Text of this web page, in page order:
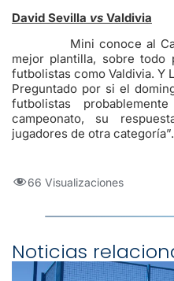
David Sevilla vs Valdivia
Mini conoce al Calvo
mejor plantilla, sobre todo
futbolistas como Valdivia. Y
Preguntado por si el
futbolistas
campeonato, su
jugadores de otra categoría”.
66 Visualizaciones
Noticias